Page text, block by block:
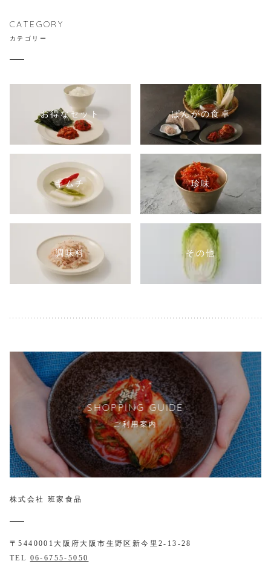
CATEGORY
カテゴリー
お得なセット ぱんがの食卓
キムチ 珍味
調味料 その他
SHOPPING GUIDE
ご利用案内
株式会社 班家食品
〒5440001 大阪府大阪市生野区新今里2-13-28
TEL 06-6755-5050